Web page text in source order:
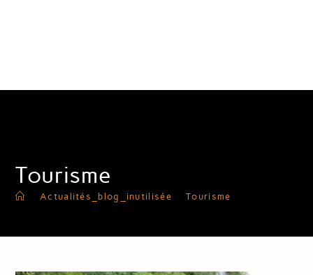
Tourisme
Actualités_blog_inutilisée Tourisme